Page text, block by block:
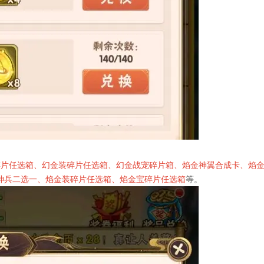
任选箱、幻金装碎片任选箱、幻金战宠碎片箱、焰金神翼合成卡、焰金
二选一、焰金装碎片任选箱、焰金宝碎片任选箱等。